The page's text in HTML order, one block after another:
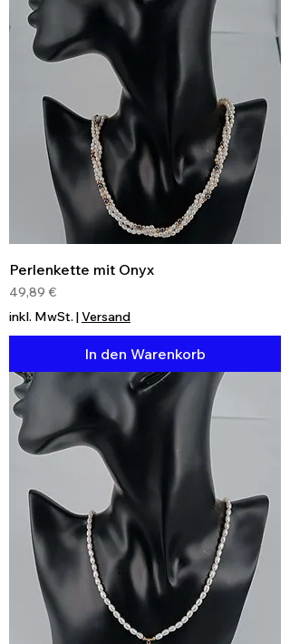
Perlenkette mit Onyx
Preis
49,89 €
inkl. MwSt. |Versand
In den Warenkorb